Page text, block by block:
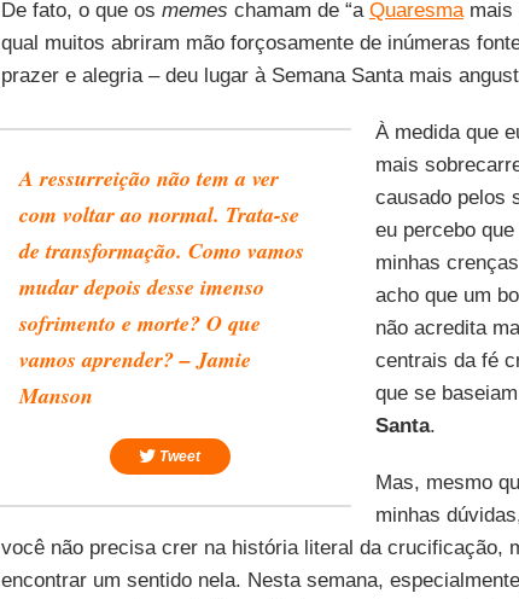
De fato, o que os memes chamam de “a Quaresmamais
qual muitos abriram mão forçosamente de inúmeras
prazer e alegria – deu lugar à Semana Santa mais
A ressurreição não tem a ver
com voltar ao normal. Trata-se
de transformação. Como vamos
mudar depois desse imenso
sofrimento e morte? O que
vamos aprender? – Jamie
Manson
Tweet
À medida que
mais
causado pelos
eu percebo
minhas
acho que um
não acredita
centrais da fé
que se
Santa.
Mas, mesmo
minhas
você não precisa crer na história literal da crucificação,
encontrar um sentido nela. Nesta semana,